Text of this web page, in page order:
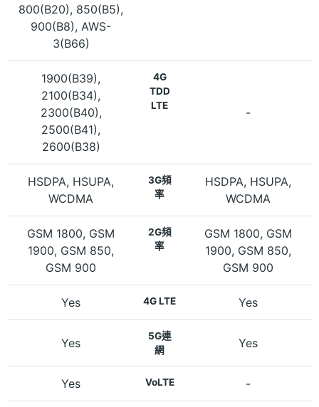
800(B20), 850(B5),
900(B8), AWS-
3(B66)
1900(B39),
2100(B34),
2300(B40),
2500(B41),
2600(B38)
4G
TDD
LTE
-
HSDPA, HSUPA,
WCDMA
3G頻
率
HSDPA, HSUPA,
WCDMA
GSM 1800, GSM
1900, GSM 850,
GSM 900
2G頻
率
GSM 1800, GSM
1900, GSM 850,
GSM 900
Yes 4G LTE Yes
Yes
5G連
網
Yes
Yes VoLTE -